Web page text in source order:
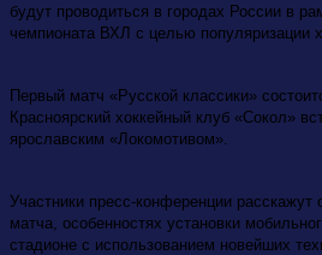
будут проводиться в городах России в
чемпионата ВХЛ с целью популяризации
Первый матч «Русской классики»
Красноярский хоккейный клуб «Сокол»
ярославским «Локомотивом».
Участники пресс-конференции расскажут
матча, особенностях установки
стадионе с использованием новейших